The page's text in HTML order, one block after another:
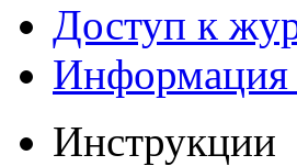
Доступ к
Инструкции